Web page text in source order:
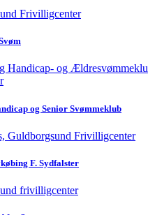
og Senior Svømmeklub
F. Sydfalster